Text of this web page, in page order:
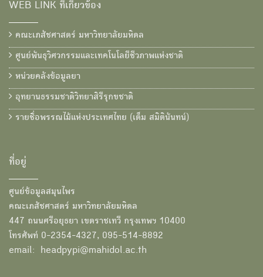
WEB LINK ที่เกี่ยวข้อง
คณะเภสัชศาสตร์ มหาวิทยาลัยมหิดล
ศูนย์พันธุวิศวกรรมและเทคโนโลยีชีวภาพแห่งชาติ
หน่วยคลังข้อมูลยา
อุทยานธรรมชาติวิทยาสิรีรุกขชาติ
รายชื่อพรรณไม้แห่งประเทศไทย (เต็ม สมิตินันทน์)
ที่อยู่
ศูนย์ข้อมูลสมุนไพร
คณะเภสัชศาสตร์ มหาวิทยาลัยมหิดล
447 ถนนศรีอยุธยา เขตราชเทวี กรุงเทพฯ 10400
โทรศัพท์ 0-2354-4327, 095-514-8892
email: headpypi@mahidol.ac.th